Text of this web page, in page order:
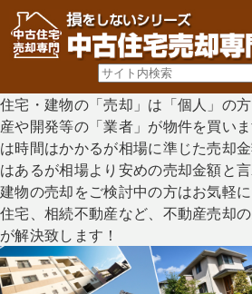
住宅・建物の「売却」は「個人」の
産や開発等の「業者」が物件を買い
は時間はかかるが相場に準じた売却
はあるが相場より安めの売却金額と
建物の売却をご検討中の方はお気軽
住宅、相続不動産など、不動産売却
が解決致します！